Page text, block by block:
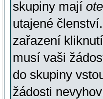
skupiny mají
utajené
zařazení
musí vaši
do skupiny
žádosti